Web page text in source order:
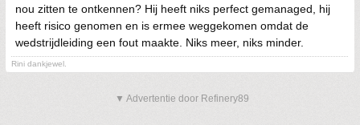
nou zitten te ontkennen? Hij heeft niks perfect gemanaged, hij
heeft risico genomen en is ermee weggekomen omdat de
wedstrijdleiding een fout maakte. Niks meer, niks minder.
Rini dankjewel.
▼ Advertentie door Refinery89